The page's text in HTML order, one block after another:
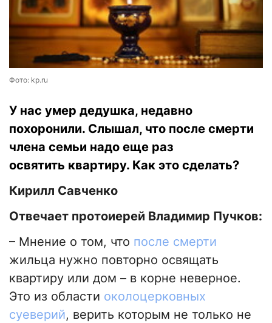
Фото: kp.ru
У нас умер дедушка, недавно
похоронили. Слышал, что после смерти
члена семьи надо еще раз
освятить квартиру. Как это сделать?
Кирилл Савченко
Отвечает протоиерей Владимир Пучков:
– Мнение о том, что после смерти
жильца нужно повторно освящать
квартиру или дом – в корне неверное.
Это из области околоцерковных
суеверий, верить которым не только не